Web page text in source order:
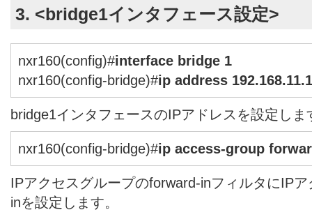
3. < bridge1インタフェース設定>
nxr160(config)#interface bridge 1
nxr160(config-bridge)#ip address
bridge1インタフェースのIPアドレスを設定しま
nxr160(config-bridge)#ip access-group
IPアクセスグループのforward-inフィルタにIP
inを設定します。